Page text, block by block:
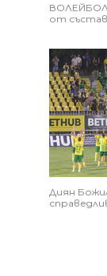
от
Диян